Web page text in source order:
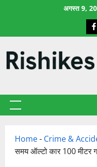
अगस्त 9,
प्राथमिक
Home- Crime &
समय ऑल्टो कार 100 मीटर